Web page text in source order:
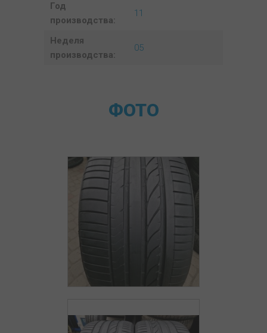
Год
производства:
11
Неделя
производства:
05
ФОТО